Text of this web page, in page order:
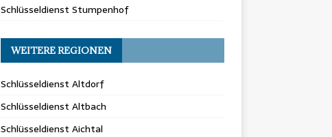
Schlüsseldienst Stumpenhof
WEITERE REGIONEN
Schlüsseldienst Altdorf
Schlüsseldienst Altbach
Schlüsseldienst Aichtal